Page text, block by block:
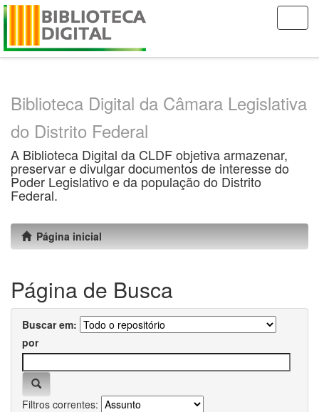
Skip
Biblioteca Digital da Câmara Legislativa
do Distrito Federal
A Biblioteca Digital da CLDF objetiva armazenar,
preservar e divulgar documentos de interesse do
Poder Legislativo e da população do Distrito
Federal.
Página inicial
Página de Busca
Buscar em:
por
Filtros correntes: